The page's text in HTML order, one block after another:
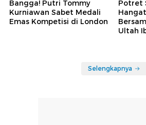
Bangga! Putri Tommy
Kurniawan Sabet Medali
Emas Kompetisi di London
Potret
Ultah
Selengkapnya